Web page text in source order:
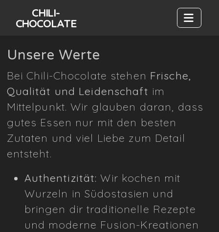
CHILI-
CHOCOLATE
Unsere Werte
Bei Chili-Chocolate stehen Frische,
Qualität und Leidenschaft im
Mittelpunkt. Wir glauben daran, dass
gutes Essen nur mit den besten
Zutaten und viel Liebe zum Detail
entsteht.
Authentizität: Wir kochen mit
Wurzeln in Südostasien und
bringen dir traditionelle Rezepte
und moderne Fusion-Kreationen